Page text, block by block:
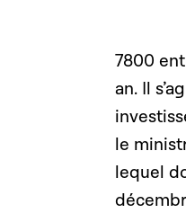
7800
an. Il
le
lequel